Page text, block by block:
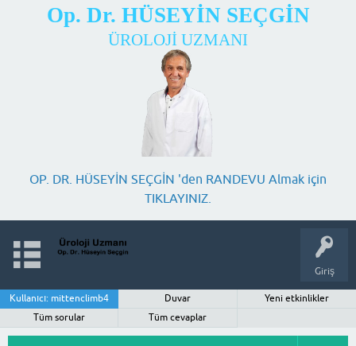
Op. Dr. HÜSEYİN SEÇGİN
ÜROLOJİ UZMANI
OP. DR. HÜSEYİN SEÇGİN 'den RANDEVU Almak için
TIKLAYINIZ.
Giriş
Kullanıcı: mittenclimb4 Duvar
Yeni etkinlikler
Tüm sorular
Tüm cevaplar